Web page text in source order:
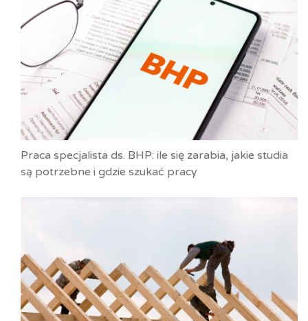
Praca specjalista ds. BHP: ile się zarabia, jakie studia
są potrzebne i gdzie szukać pracy